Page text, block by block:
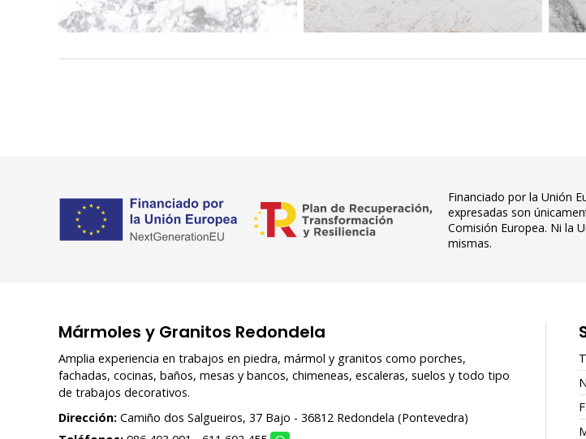
Financiado por la Unión
expresadas son
Comisión Europea. Ni la
mismas.
Mármoles y Granitos Redondela
Amplia experiencia en trabajos en piedra, mármol y granitos como porches,
fachadas, cocinas, baños, mesas y bancos, chimeneas, escaleras, suelos y todo tipo
de trabajos decorativos.
Dirección: Camiño dos Salgueiros, 37 Bajo - 36812 Redondela (Pontevedra)